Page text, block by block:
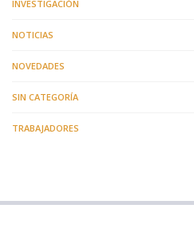
INVESTIGACIÓN
NOTICIAS
NOVEDADES
SIN CATEGORÍA
TRABAJADORES